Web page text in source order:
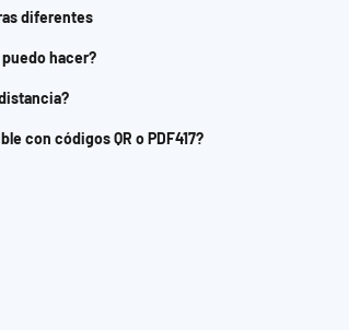
diferentes
hacer?
con códigos QR o PDF417?